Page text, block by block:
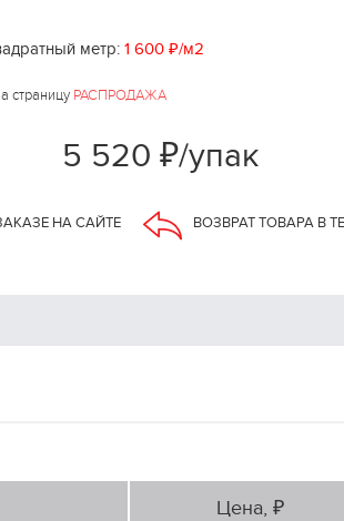
метр: 1 600 ₽/м2
страницу РАСПРОДАЖА
5 520 ₽/упак
НА САЙТЕ ВОЗВРАТ ТОВАРА В
Цена, ₽